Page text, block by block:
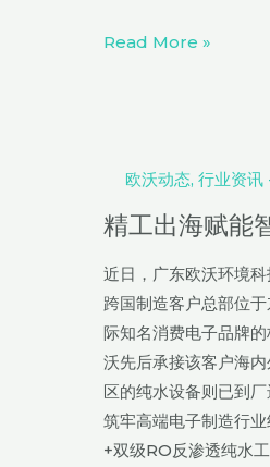
Read More »
欧沃动态, 行业资讯
精工出海赋能
近日，广东欧沃环境
跨国制造客户总部位
际知名消费电子品牌
沃先后承接该客户海
区的纯水设备则已到
筑牢高端电子制造行
+双级RO反渗透纯水
赋
能
智
造
｜
欧
沃
环